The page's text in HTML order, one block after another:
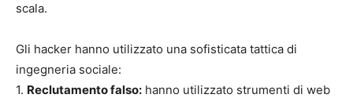
scala.
Gli hacker hanno utilizzato una sofisticata tattica di
ingegneria sociale:
1. Reclutamento falso: hanno utilizzato strumenti di web